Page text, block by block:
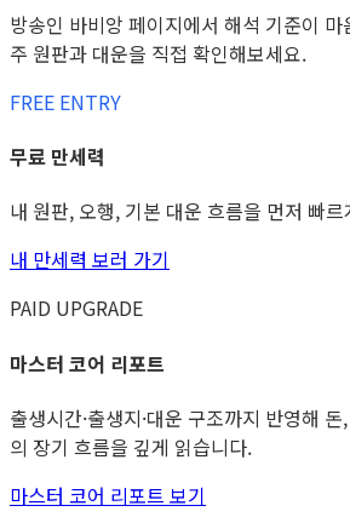
방송인 바비앙 페이지에서 해석 기준이
주 원판과 대운을 직접 확인해보세요.
FREE ENTRY
무료 만세력
내 원판, 오행, 기본 대운 흐름을 먼저 빠
내 만세력 보러 가기
PAID UPGRADE
마스터 코어 리포트
출생시간·출생지·대운 구조까지 반영해
의 장기 흐름을 깊게 읽습니다.
마스터 코어 리포트 보기